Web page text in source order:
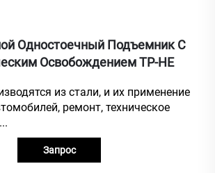
Одностоечный Подъемник С
Освобождением TP-HE
из стали, и их применение
ремонт, техническое
Запрос